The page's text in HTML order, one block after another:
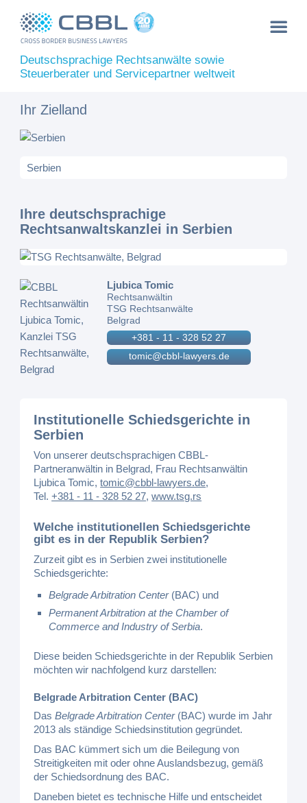
Deutschsprachige Rechtsanwälte sowie
Steuerberater und Servicepartner weltweit
Ihr Zielland
Ihre deutschsprachige
Rechtsanwaltskanzlei in Serbien
Ljubica Tomic
Rechtsanwältin
TSG Rechtsanwälte
Belgrad
+381 - 11 - 328 52 27
tomic@cbbl-lawyers.de
Institutionelle Schiedsgerichte in
Serbien
Von unserer deutschsprachigen CBBL-
Partneranwältin in Belgrad, Frau Rechtsanwältin
Ljubica Tomic,tomic@cbbl-lawyers.de,
Tel.+381 - 11 - 328 52 27,www.tsg.rs
Welche institutionellen Schiedsgerichte
gibt es in der Republik Serbien?
Zurzeit gibt es in Serbien zwei institutionelle
Schiedsgerichte:
Belgrade Arbitration Center(BAC) und
Permanent Arbitration at the Chamber of
Commerce and Industry of Serbia.
Diese beiden Schiedsgerichte in der Republik Serbien
möchten wir nachfolgend kurz darstellen:
Belgrade Arbitration Center (BAC)
DasBelgrade Arbitration Center(BAC) wurde im Jahr
2013 als ständige Schiedsinstitution gegründet.
Das BAC kümmert sich um die Beilegung von
Streitigkeiten mit oder ohne Auslandsbezug, gemäß
der Schiedsordnung des BAC.
Daneben bietet es technische Hilfe und entscheidet